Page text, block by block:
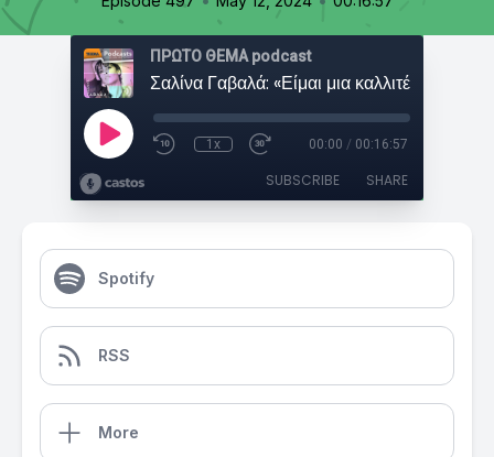
ΠΡΩΤΟ ΘΕΜΑ podcast
1x 00:00 / 00:16:57
SUBSCRIBE SHARE
Spotify
RSS
More